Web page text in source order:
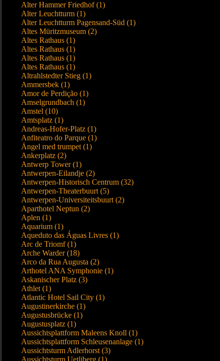
Alter Hammer Friedhof (1)
Alter Leuchtturm (1)
Alter Leuchtturm Pagensand-Süd (1)
Altes Müritzmuseum (2)
Altes Rathaus (1)
Altes Rathaus (1)
Altes Rathaus (1)
Altes Rathaus (1)
Altrahlstedter Stieg (1)
Ammersbek (1)
Amor de Perdição (1)
Amselgrundbach (1)
Amstel (10)
Amtsplatz (1)
Andreas-Hofer-Platz (1)
Anfiteatro do Parque (1)
Ängel med trumpet (1)
Ankerplatz (2)
Antwerp Tower (1)
Antwerpen-Eilandje (2)
Antwerpen-Historisch Centrum (32)
Antwerpen-Theaterbuurt (5)
Antwerpen-Universiteitsbuurt (2)
Aparthotel Neptun (2)
Aplen (1)
Aquarium (1)
Aqueduto das Águas Livres (1)
Arc de Triomf (1)
Arche Warder (18)
Arco da Rua Augusta (2)
Arthotel ANA Symphonie (1)
Askanischer Platz (3)
Athlet (1)
Atlantic Hotel Sail City (1)
Augustinerkirche (1)
Augustusbrücke (1)
Augustusplatz (1)
Aussichtsplattform Maleens Knoll (1)
Aussichtsplattform Schleusenanlage (1)
Aussichtsturm Adlerhorst (3)
Aussichtsturm Uetliberg (1)